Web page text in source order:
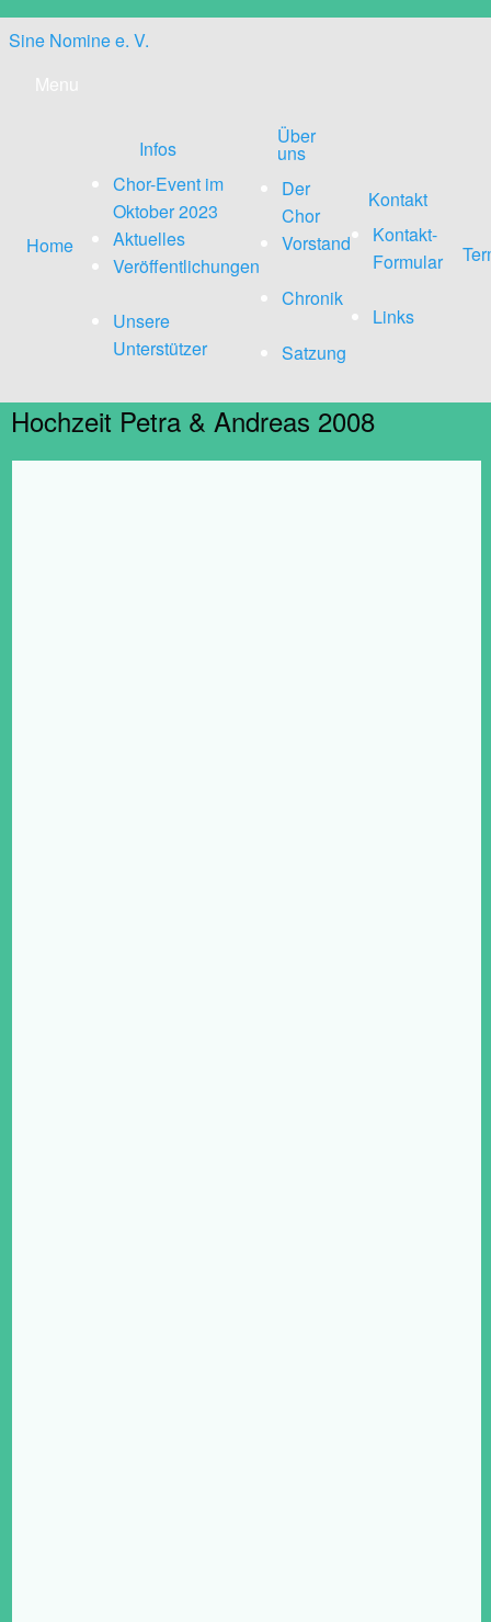
Skip
to
content
Sine Nomine e. V.
Menu
Home
Infos
Chor-Event im
Oktober 2023
Aktuelles
Veröffentlichungen
Unsere
Unterstützer
Über
uns
Der
Chor
Vorstand
Chronik
Satzung
Kontakt
Kontakt-
Formular
Links
Hochzeit Petra & Andreas 2008